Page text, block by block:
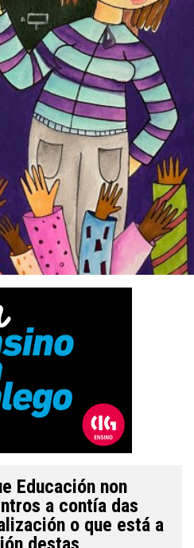
Educación non
a contía das
o que está a